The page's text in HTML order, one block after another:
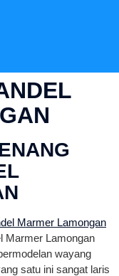
Marmer Lamongan
wayang
satu ini sangat laris